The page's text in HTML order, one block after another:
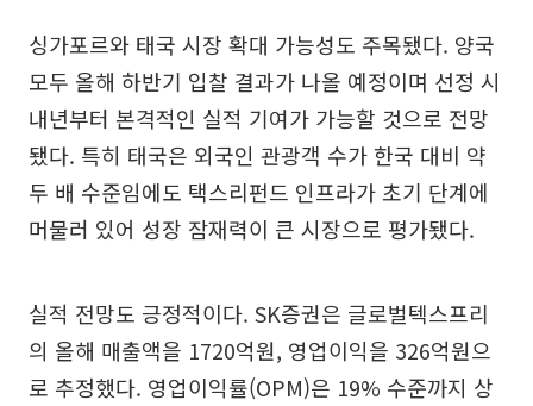
싱가포르와 태국 시장 확대 가능성도 주목됐다. 양국
모두 올해 하반기 입찰 결과가 나올 예정이며 선정 시
내년부터 본격적인 실적 기여가 가능할 것으로 전망
됐다. 특히 태국은 외국인 관광객 수가 한국 대비 약
두 배 수준임에도 택스리펀드 인프라가 초기 단계에
머물러 있어 성장 잠재력이 큰 시장으로 평가됐다.
실적 전망도 긍정적이다. SK증권은 글로벌텍스프리
의 올해 매출액을 1720억원, 영업이익을 326억원으
로 추정했다. 영업이익률(OPM)은 19% 수준까지 상